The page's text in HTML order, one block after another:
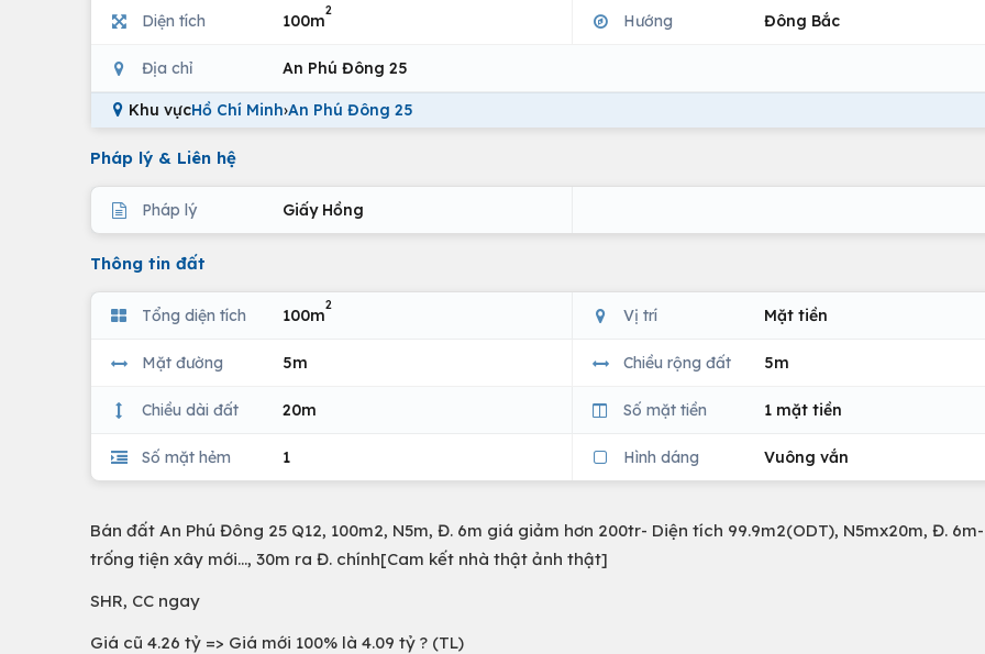
Diện tích 100m
2
Hướng Đông Bắc
Địa chỉ An Phú Đông 25
Khu vựcHồ Chí Minh›An Phú Đông 25
Pháp lý & Liên hệ
Pháp lý Giấy Hồng
Thông tin đất
Tổng diện tích 100m
2
Vị trí Mặt tiền
Mặt đường 5m Chiều rộng đất 5m
Chiều dài đất 20m Số mặt tiền 1 mặt tiền
Số mặt hẻm 1 Hình dáng Vuông vắn
Bán đất An Phú Đông 25 Q12, 100m2, N5m, Đ. 6m giá giảm hơn 200tr- Diện tích 99.9m2(ODT), N5mx20m, Đ.
trống tiện xây mới..., 30m ra Đ. chính[Cam kết nhà thật ảnh thật]
SHR, CC ngay
Giá cũ 4.26 tỷ => Giá mới 100% là 4.09 tỷ ? (TL)